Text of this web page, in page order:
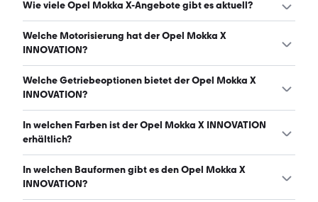
Wie viele Opel Mokka X-Angebote gibt es aktuell?
Es gibt insgesamt 246 Opel Mokka X bei mobile.de, davon
246 Gebraucht- und 0 Neuwagen. (Stand: 9.8.2026)
Welche Motorisierung hat der Opel Mokka X
INNOVATION?
Der Opel Mokka X INNOVATION hat Leistungen zwischen
136 und 152 PS. (Stand: 9.8.2026)
Welche Getriebeoptionen bietet der Opel Mokka X
INNOVATION?
Der Opel Mokka X INNOVATION ist mit manuellem und
automatischem Getriebe erhältlich. (Stand: 9.8.2026)
In welchen Farben ist der Opel Mokka X INNOVATION
erhältlich?
Den Opel Mokka X INNOVATION gibt es in folgenden
Farben: schwarz, weiß, grau, silber, braun, blau, orange,
In welchen Bauformen gibt es den Opel Mokka X
INNOVATION?